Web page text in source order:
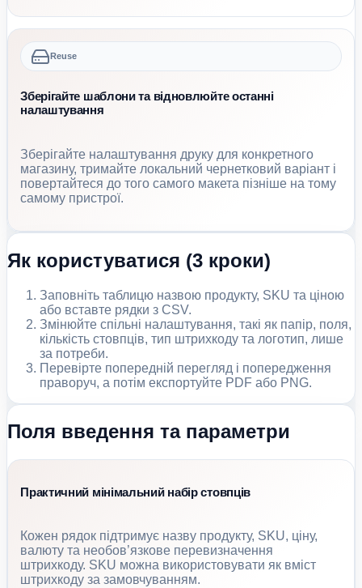
Reuse
Зберігайте шаблони та відновлюйте останні
налаштування
Зберігайте налаштування друку для конкретного
магазину, тримайте локальний чернетковий варіант і
повертайтеся до того самого макета пізніше на тому
самому пристрої.
Як користуватися (3 кроки)
Заповніть таблицю назвою продукту, SKU та ціною
або вставте рядки з CSV.
Змінюйте спільні налаштування, такі як папір, поля,
кількість стовпців, тип штрихкоду та логотип, лише
за потреби.
Перевірте попередній перегляд і попередження
праворуч, а потім експортуйте PDF або PNG.
Поля введення та параметри
Практичний мінімальний набір стовпців
Кожен рядок підтримує назву продукту, SKU, ціну,
валюту та необов’язкове перевизначення
штрихкоду. SKU можна використовувати як вміст
штрихкоду за замовчуванням.